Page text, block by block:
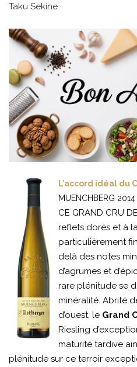
Taku Sekine
L’accord idéal du
MUENCHBERG 2014
CE GRAND CRU
reflets dorés et à
particulièrement
delà des notes
d’agrumes et
rare plénitude se
minéralité. Abrité
d’ouest, le Grand
Riesling
maturité tardive
plénitude sur ce terroir